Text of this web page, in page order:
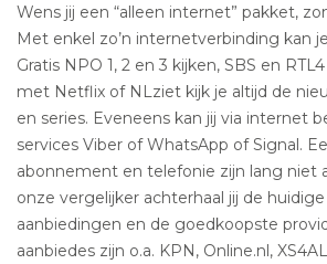
Wens jij een “alleen internet” pakket,
Met enkel zo’n internetverbinding kan
Gratis NPO 1, 2 en 3 kijken, SBS en
met Netflix of NLziet kijk je altijd de
en series. Eveneens kan jij via internet
services Viber of WhatsApp of Signal.
abonnement en telefonie zijn lang niet
onze vergelijker achterhaal jij de
aanbiedingen en de goedkoopste
aanbiedes zijn o.a. KPN, Online.nl,